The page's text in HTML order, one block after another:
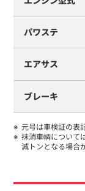
パワステ
エアサス
ブレーキ
元号は車検証の表
抹消車輌について
減トンとなる場合